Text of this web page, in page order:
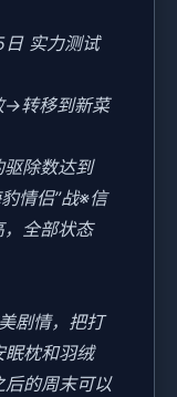
实力测试
→转移到新菜
除数达到
情侣”战※信
全部状态
剧情，把打
眠枕和羽绒
的周末可以